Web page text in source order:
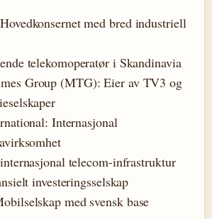
med bred industriell
telekomoperatør i Skandinavia
Group (MTG): Eier av TV3 og
Internasjonal
telecom-infrastruktur
investeringsselskap
med svensk base